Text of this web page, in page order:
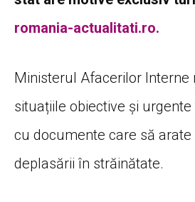
romania-actualitati.ro.
Ministerul Afacerilor Interne
situațiile obiective și
cu documente care să arate
deplasării în străinătate.